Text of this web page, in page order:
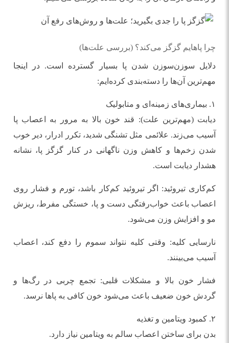
چرا پاهایم گزگز می‌کند؟ (بررسی علت‌ها)
دلایل سوزن‌سوزن شدن پا بسیار گسترده است. در اینجا
مهم‌ترین آن‌ها را دسته‌بندی کرده‌ایم:
۱. بیماری‌های زمینه‌ای و متابولیک
دیابت (مهم‌ترین علت): قند خون بالا به مرور به اعصاب پا
آسیب می‌زند. علائمی مثل تشنگی شدید، تکرر ادرار، دیر خوب
شدن زخم‌ها و کاهش وزن ناگهانی در کنار گزگز پا، نشانه
هشدار دیابت است.
کم‌کاری تیروئید: اگر تیروئید کم‌کار باشد، تورم و فشار روی
اعصاب باعث خواب‌رفتگی دست و پا، خستگی مفرط، ریزش
مو و افزایش وزن می‌شود.
نارسایی کلیه: وقتی کلیه نتواند سموم را دفع کند، اعصاب
آسیب می‌بینند.
فشار خون بالا و مشکلات قلبی: تجمع چربی در رگ‌ها و
گردش خون ضعیف باعث می‌شود خون کافی به پاها نرسد.
۲. کمبود ویتامین و تغذیه
بدن برای ساختن اعصاب سالم به ویتامین نیاز دارد.